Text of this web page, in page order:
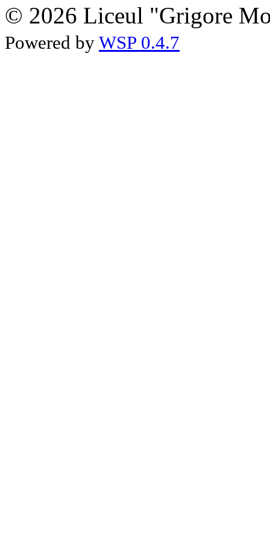
© 2026 Liceul "Grigore
Powered by WSP 0.4.7